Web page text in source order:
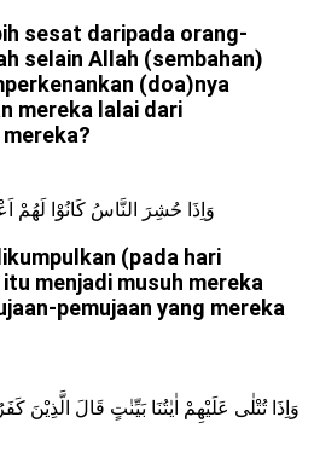
sesat daripada orang-
selain Allah (sembahan)
(doa)nya
mereka lalai dari
وَاِذَا حُشِرَ النَّاسُ كَانُوْا لَهُمْ
(pada hari
menjadi musuh mereka
pemujaan yang mereka
وَاِذَا تُتْلٰى عَلَيْهِمْ اٰيٰتُنَا بَيِّنٰتٍ قَالَ